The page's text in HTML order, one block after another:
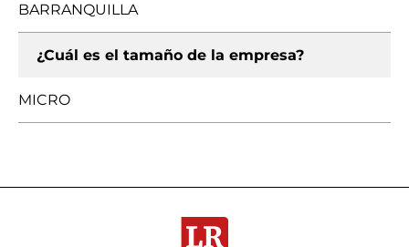
BARRANQUILLA
¿Cuál es el tamaño de la empresa?
MICRO